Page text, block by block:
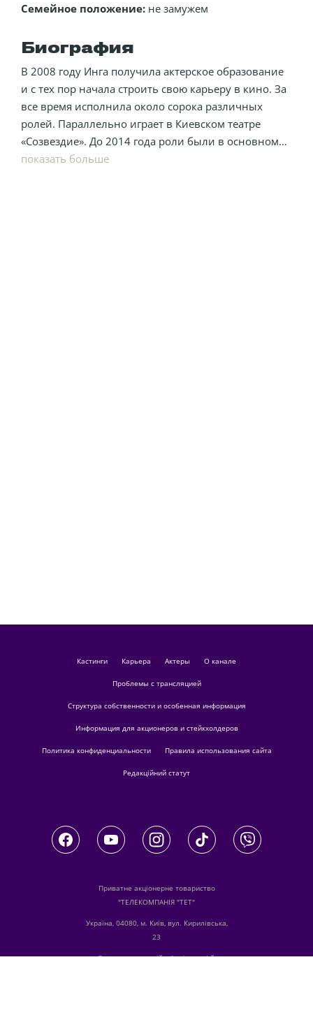
Семейное положение: не замужем
Биография
В 2008 году Инга получила актерское образование
и с тех пор начала строить свою карьеру в кино. За
все время исполнила около сорока различных
ролей. Параллельно играет в Киевском театре
«Созвездие». До 2014 года роли были в основном
эпизодические, но потом к актрисе пришло
показать больше
кастинги Карьера актеры О канале
Проблемы с трансляцией
Структура собственности и особенная информация
Информация для акционеров и стейкхолдеров
Политика конфиденциальности Правила использования сайта
Редакційний статут
Приватне акціонерне товариство
"ТЕЛЕКОМПАНІЯ "ТЕТ"
Україна, 04080, м. Київ, вул. Кирилівська,
23
З питань комерційної співпраці й